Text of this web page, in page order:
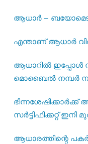
ആധാർ –
എന്താണ് ആധാർ
ആധാറിൽ ഇപ്പോൾ
മൊബൈൽ നമ്പർ
സർട്ടിഫിക്കറ്റ്
ആധാരത്തിന്റെ